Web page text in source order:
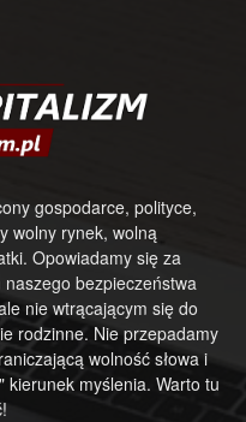
gospodarce, polityce,
wolny rynek, wolną
Opowiadamy się za
bezpieczeństwa
nie wtrącającym się do
rodzinne. Nie przepadamy
wolność słowa i
kierunek myślenia. Warto tu